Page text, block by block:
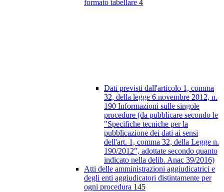
formato tabellare 4
Dati previsti dall'articolo 1, comma
32, della legge 6 novembre 2012, n.
190 Informazioni sulle singole
procedure (da pubblicare secondo le
"Specifiche tecniche per la
pubblicazione dei dati ai sensi
dell'art. 1, comma 32, della Legge n.
190/2012", adottate secondo quanto
indicato nella delib. Anac 39/2016)
Atti delle amministrazioni aggiudicatrici e
degli enti aggiudicatori distintamente per
ogni procedura 145